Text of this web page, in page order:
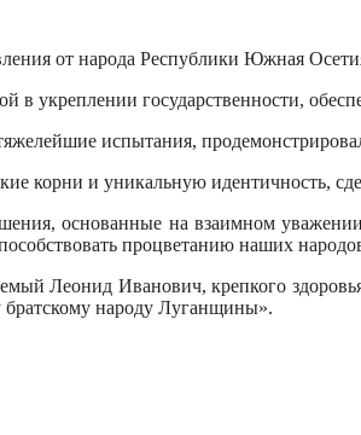
от народа Республики Южная
в укреплении государственности,
испытания,
корни и уникальную идентичность,
основанные на взаимном
процветанию наших
Леонид Иванович, крепкого
народу Луганщины».